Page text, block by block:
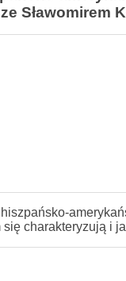
Sławomirem
się charakteryzują i